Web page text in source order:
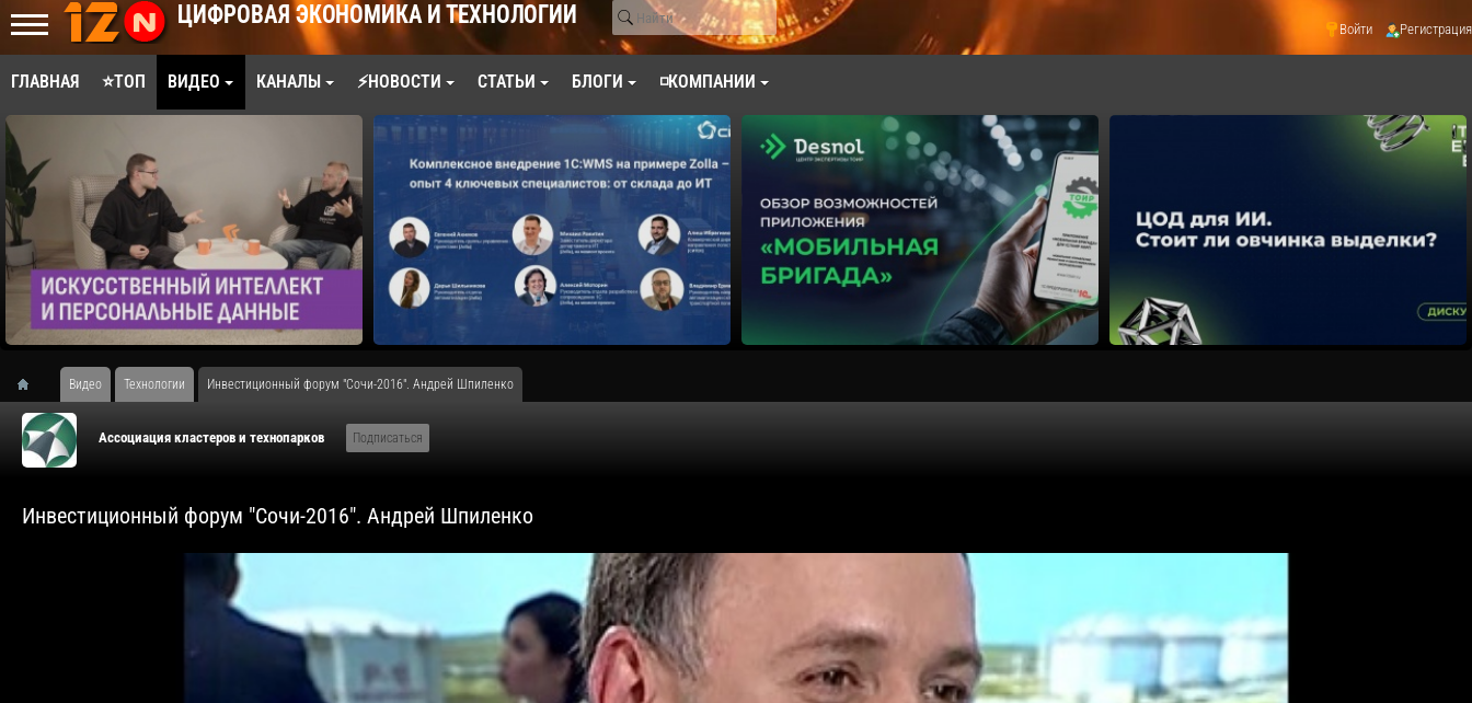
ЦИФРОВАЯ ЭКОНОМИКА И ТЕХНОЛОГИИ Войти Регистрация
ГЛАВНАЯ ⭐ТОП ВИДЕО КАНАЛЫ ⚡НОВОСТИ СТАТЬИ БЛОГИ ◽КОМПАНИИ
Видео Технологии Инвестиционный форум "Сочи-2016". Андрей Шпиленко
Ассоциация кластеров и технопарков Подписаться
Инвестиционный форум "Сочи-2016". Андрей Шпиленко